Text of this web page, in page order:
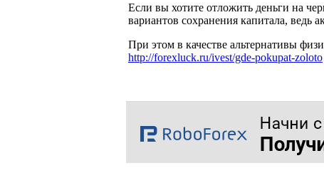
Если вы хотите отложить деньги на
вариантов сохранения капитала, ведь
При этом в качестве альтернативы
http://forexluck.ru/ivest/gde-pokupat-zoloto